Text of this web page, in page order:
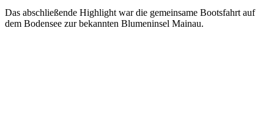
Das abschließende Highlight war die gemeinsame Bootsfahrt auf
dem Bodensee zur bekannten Blumeninsel Mainau.